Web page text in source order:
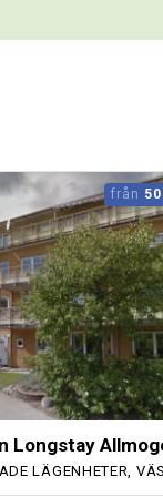
från
Longstay
LÄGENHETER,